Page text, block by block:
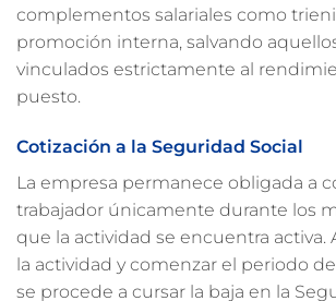
complementos salariales como
promoción interna, salvando
vinculados estrictamente al
puesto.
Cotización a la Seguridad Social
La empresa permanece obligada a
trabajador únicamente durante los
que la actividad se encuentra activa.
la actividad y comenzar el periodo
se procede a cursar la baja en la